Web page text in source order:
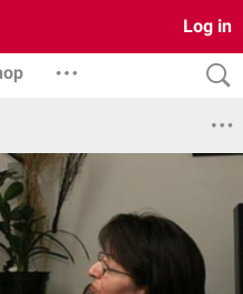
Log in